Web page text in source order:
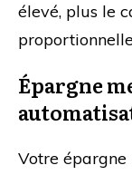
élevé, plus le
Épargne
Votre